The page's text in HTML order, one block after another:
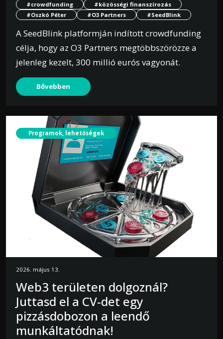
#crowdfunding
#közösségi finanszírozás
#Oszkó Péter
#O3 Partners #SeedBlink
A SeedBlink platformján indított crowdfunding
célja, hogy az O3 Partners megtöbbszörözze a
jelenleg kezelt, 300 millió eurós vagyonát.
Bővebben
Programok, lehetőségek
2026. május 13.
Web3 területen dolgoznál?
Juttasd el a CV-det egy
pizzásdobozon a leendő
munkáltatódnak!